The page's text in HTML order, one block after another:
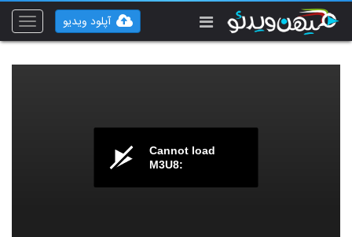
Toggle
آپلود ویدیو
Cannot load
M3U8: